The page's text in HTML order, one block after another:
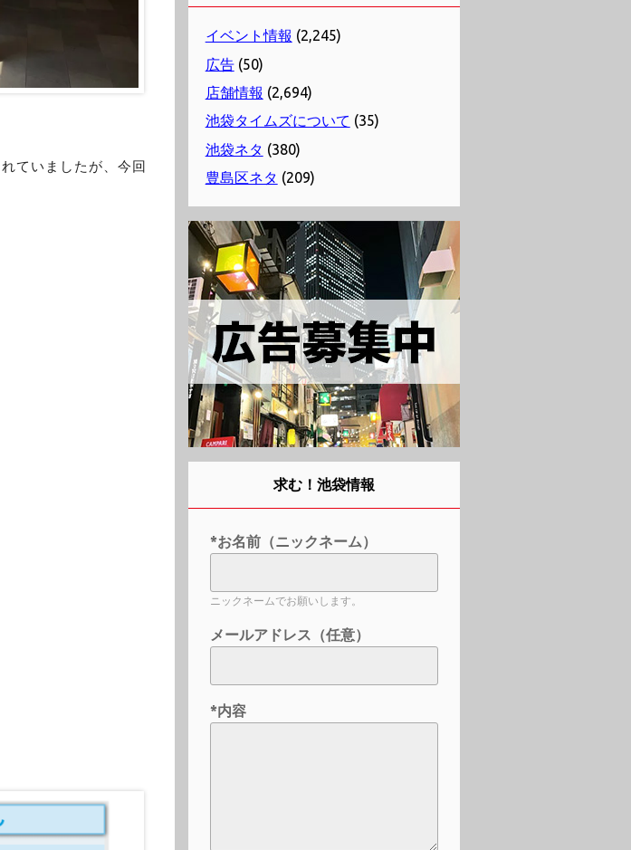
ていましたが、今回
イベント情報 (2,245)
広告(50)
店舗情報 (2,694)
池袋タイムズについて (35)
池袋ネタ (380)
豊島区ネタ (209)
求む！池袋情報
*お名前（ニックネーム）
ニックネームでお願いします。
メールアドレス（任意）
*内容